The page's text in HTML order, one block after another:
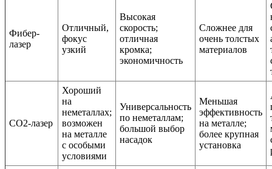
Фибер-
лазер
Отличный,
фокус
узкий
Высокая
скорость;
отличная
кромка;
экономичность
Сложнее для
очень толстых
материалов
CO2-лазер
Хороший
на
неметаллах;
возможен
на металле
с особыми
условиями
Универсальность
по неметаллам;
большой выбор
насадок
Меньшая
эффективность
на металле;
более крупная
установка